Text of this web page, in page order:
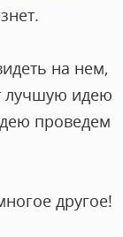
на нем,
лучшую идею
проведем
другое!